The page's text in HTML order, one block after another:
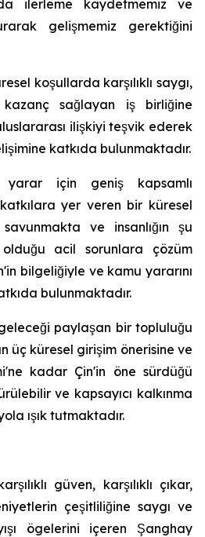
ilerleme kaydetmemiz ve
gelişmemiz gerektiğini
koşullarda karşılıklı saygı,
kazanç sağlayan iş birliğine
ilişkiyi teşvik ederek
katkıda bulunmaktadır.
yarar için geniş kapsamlı
yer veren bir küresel
ve insanlığın şu
acil sorunlara çözüm
bilgeliğiyle ve kamu yararını
bulunmaktadır.
paylaşan bir topluluğu
üç küresel girişim önerisine ve
kadar Çin'in öne sürdüğü
ve kapsayıcı kalkınma
ışık tutmaktadır.
güven, karşılıklı çıkar,
çeşitliliğine saygı ve
ögelerini içeren Şanghay